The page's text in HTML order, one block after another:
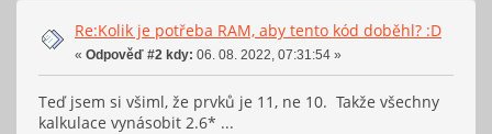
Re:Kolik je potřeba RAM, aby tento kód doběhl? :D
« Odpověď #2 kdy: 06. 08. 2022, 07:31:54 »
Teď jsem si všiml, že prvků je 11, ne 10. Takže všechny
kalkulace vynásobit 2.6* ...